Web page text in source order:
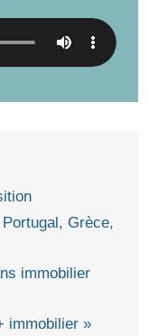
Grèce,
immobilier
immobilier »